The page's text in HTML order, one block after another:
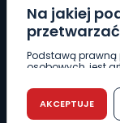
Na jakiej
Podstawą
osobowych, jest
r. w sprawie
przetwarzaniem
swobodnego
AKCEPTUJE
DZIAŁ REKLAMY
62 735 01 85
WIADOMOŚCI